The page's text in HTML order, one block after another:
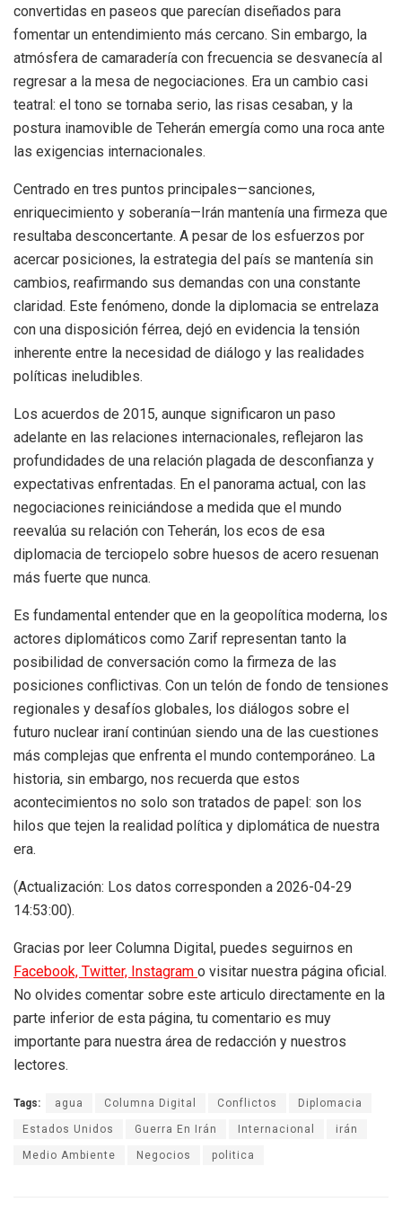
convertidas en paseos que parecían diseñados para
fomentar un entendimiento más cercano. Sin embargo, la
atmósfera de camaradería con frecuencia se desvanecía al
regresar a la mesa de negociaciones. Era un cambio casi
teatral: el tono se tornaba serio, las risas cesaban, y la
postura inamovible de Teherán emergía como una roca ante
las exigencias internacionales.
Centrado en tres puntos principales—sanciones,
enriquecimiento y soberanía—Irán mantenía una firmeza que
resultaba desconcertante. A pesar de los esfuerzos por
acercar posiciones, la estrategia del país se mantenía sin
cambios, reafirmando sus demandas con una constante
claridad. Este fenómeno, donde la diplomacia se entrelaza
con una disposición férrea, dejó en evidencia la tensión
inherente entre la necesidad de diálogo y las realidades
políticas ineludibles.
Los acuerdos de 2015, aunque significaron un paso
adelante en las relaciones internacionales, reflejaron las
profundidades de una relación plagada de desconfianza y
expectativas enfrentadas. En el panorama actual, con las
negociaciones reiniciándose a medida que el mundo
reevalúa su relación con Teherán, los ecos de esa
diplomacia de terciopelo sobre huesos de acero resuenan
más fuerte que nunca.
Es fundamental entender que en la geopolítica moderna, los
actores diplomáticos como Zarif representan tanto la
posibilidad de conversación como la firmeza de las
posiciones conflictivas. Con un telón de fondo de tensiones
regionales y desafíos globales, los diálogos sobre el
futuro nuclear iraní continúan siendo una de las cuestiones
más complejas que enfrenta el mundo contemporáneo. La
historia, sin embargo, nos recuerda que estos
acontecimientos no solo son tratados de papel: son los
hilos que tejen la realidad política y diplomática de nuestra
era.
(Actualización: Los datos corresponden a 2026-04-29
14:53:00).
Gracias por leer Columna Digital, puedes seguirnos en
Facebook, Twitter, Instagram o visitar nuestra página oficial.
No olvides comentar sobre este articulo directamente en la
parte inferior de esta página, tu comentario es muy
importante para nuestra área de redacción y nuestros
lectores.
Tags: agua Columna Digital Conflictos Diplomacia
Estados Unidos Guerra En Irán Internacional irán
Medio Ambiente Negocios politica